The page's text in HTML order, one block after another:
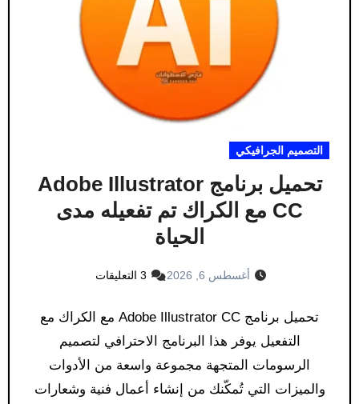
التصميم الجرافيكي
تحميل برنامج Adobe Illustrator
CC مع الكراك​ تم تفعيله مدى
الحياة
أغسطس 6, 2026 3 التعليقات
تحميل برنامج Adobe Illustrator CC مع الكراك مع
التفعيل يوفر هذا البرنامج الاحترافي لتصميم
الرسومات المتجهة مجموعة واسعة من الأدوات
والميزات التي تُمكّنك من إنشاء أعمال فنية وشعارات